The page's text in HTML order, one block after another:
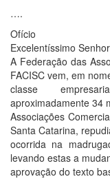
….
Ofício
Excelentíssimo
A Federação das
FACISC vem, em
classe
aproximadamente 34
Associações
Santa Catarina,
ocorrida na
levando estas a
aprovação do texto